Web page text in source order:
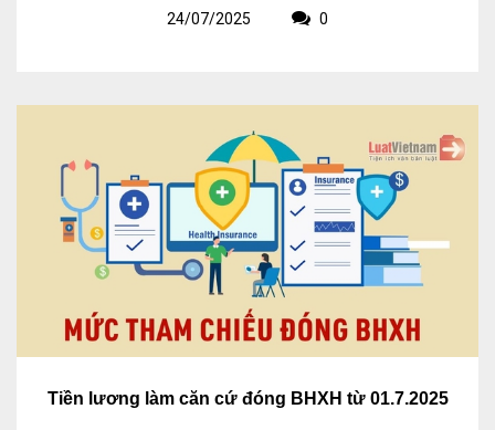
24/07/2025 0
Tiền lương làm căn cứ đóng BHXH từ 01.7.2025